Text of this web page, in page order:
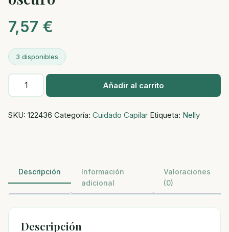
7,57 €
3 disponibles
Set
3/00
Añadir al carrito
SKU: 122436 Categoría: Cuidado Capilar Etiqueta: Nelly
Descripción
Información
adicional
Valoraciones
(0)
Descripción